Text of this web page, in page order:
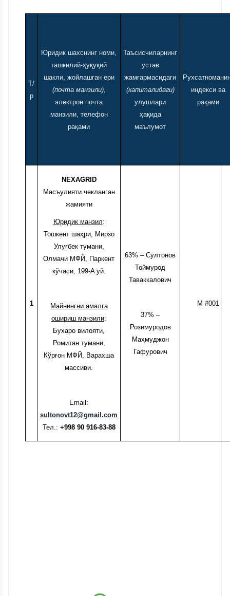
Т/
р
Юридик шахснинг номи,
ташкилий-ҳуқуқий
шакли, жойлашган ери
(почта манзили),
электрон почта
манзили, телефон
рақами
Таъсисчиларнинг
устав
жамғармасидаги
(капиталидаги)
улушлари
ҳақида
маълумот
индекси ва
рақами
1
NEXAGRID
Масъулияти чекланган
жамияти
Юридик манзил:
Тошкент шаҳри,
Мирзо
Улуғбек тумани,
Олмачи МФЙ,
Паркент
кўчаси, 199-A уй.
Майнингни амалга
ошириш манзили:
Бухаро вилояти,
Ромитан тумани,
Кўрғон МФЙ,
Варахша
массиви.
Email:
sultonovt12@gmail.com
Тел.: +998 90 916-83-88
63% – Султонов
Тоймурод
Таваккалович
37% –
Розимуродов
Маҳмуджон
Гафурович
М #001